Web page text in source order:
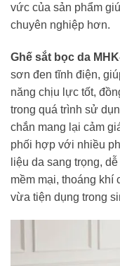
vức của sản phẩm
chuyên nghiệp hơn.
Ghế sắt bọc da
sơn đen tĩnh điện,
năng chịu lực tốt,
trong quá trình sử
chắn mang lại cảm
phối hợp với nhiều
liệu da sang trọng,
mềm mại, thoáng khí
vừa tiện dụng trong